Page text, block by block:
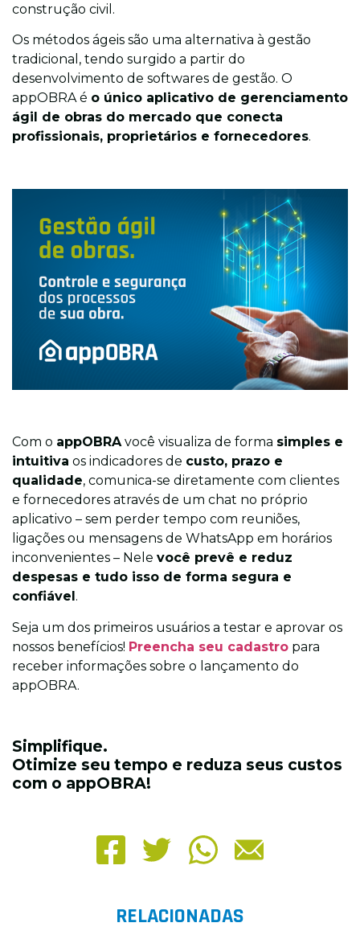
construção civil.
Os métodos ágeis são uma alternativa à gestão
tradicional, tendo surgido a partir do
desenvolvimento de softwares de gestão. O
appOBRA é o único aplicativo de gerenciamento
ágil de obras do mercado que conecta
profissionais, proprietários e fornecedores.
Com o appOBRAvocê visualiza de forma simples e
intuitiva os indicadores de custo, prazo e
qualidade, comunica-se diretamente com clientes
e fornecedores através de um chat no próprio
aplicativo – sem perder tempo com reuniões,
ligações ou mensagens de WhatsApp em horários
inconvenientes – Nele você prevê e reduz
despesas e tudo isso de forma segura e
confiável .
Seja um dos primeiros usuários a testar e aprovar os
nossos benefícios! Preencha seu cadastro para
receber informações sobre o lançamento do
appOBRA.
Simplifique.
Otimize seu tempo e reduza seus custos
com o appOBRA!
RELACIONADAS